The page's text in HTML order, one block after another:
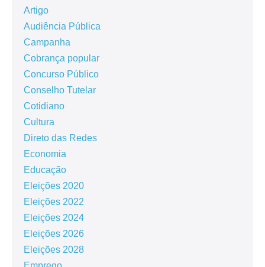
Artigo
Audiência Pública
Campanha
Cobrança popular
Concurso Público
Conselho Tutelar
Cotidiano
Cultura
Direto das Redes
Economia
Educação
Eleições 2020
Eleições 2022
Eleições 2024
Eleições 2026
Eleições 2028